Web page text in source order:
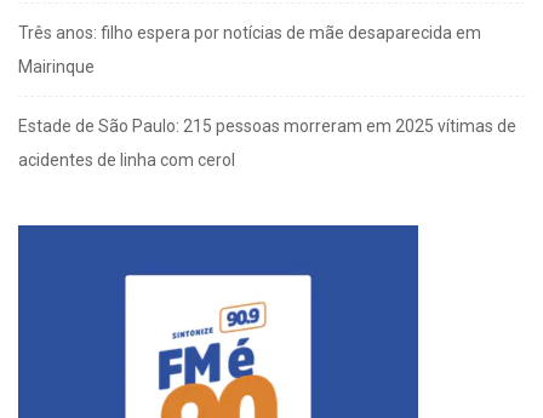
Três anos: filho espera por notícias de mãe desaparecida em
Mairinque
Estade de São Paulo: 215 pessoas morreram em 2025 vítimas de
acidentes de linha com cerol